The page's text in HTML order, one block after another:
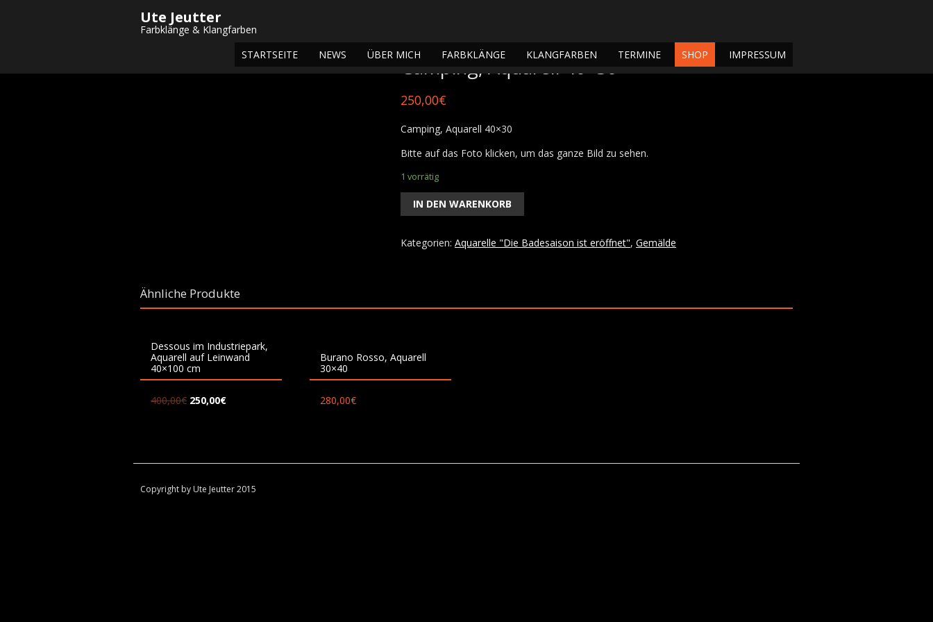
Ute Jeutter
Farbklänge & Klangfarben
STARTSEITE
NEWS ÜBER MICH FARBKLÄNGE KLANGFARBEN TERMINE SHOP IMPRESSUM
Startseite/Shop/
Camping, Aquarell 40×30
250,00€
Camping, Aquarell 40×30
Bitte auf das Foto klicken, um das ganze Bild zu sehen.
1 vorrätig
IN DEN WARENKORB
Kategorien: Aquarelle "Die Badesaison ist eröffnet", Gemälde
Ähnliche Produkte
Dessous im Industriepark,
Aquarell auf Leinwand
40×100 cm
400,00€ 250,00€
Burano Rosso, Aquarell
30×40
280,00€
Copyright by Ute Jeutter 2015